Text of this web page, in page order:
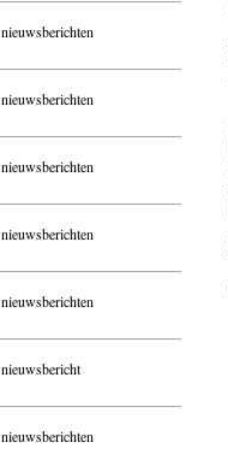
nieuwsberichten
nieuwsberichten
nieuwsberichten
nieuwsberichten
nieuwsberichten
nieuwsbericht
nieuwsberichten